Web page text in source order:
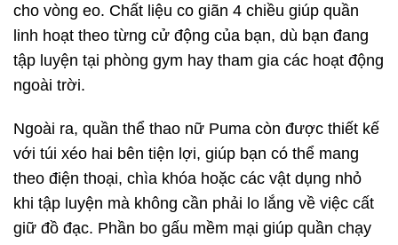
cho vòng eo. Chất liệu co giãn 4 chiều giúp quần
linh hoạt theo từng cử động của bạn, dù bạn đang
tập luyện tại phòng gym hay tham gia các hoạt động
ngoài trời.
Ngoài ra, quần thể thao nữ Puma còn được thiết kế
với túi xéo hai bên tiện lợi, giúp bạn có thể mang
theo điện thoại, chìa khóa hoặc các vật dụng nhỏ
khi tập luyện mà không cần phải lo lắng về việc cất
giữ đồ đạc. Phần bo gấu mềm mại giúp quần chạy